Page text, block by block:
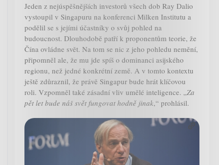
Jeden z nejúspěšnějších investorů všech dob Ray Dalio
vystoupil v Singapuru na konferenci Milken Institutu a
podělil se s jejími účastníky o svůj pohled na
budoucnost. Dlouhodobě patří k proponentům teorie, že
Čína ovládne svět. Na tom se nic z jeho pohledu nemění,
připomněl ale, že mu jde spíš o dominanci asijského
regionu, než jedné konkrétní země. A v tomto kontextu
ještě zdůraznil, že právě Singapur bude hrát klíčovou
roli. Vzpomněl také zásadní vliv umělé inteligence. „Za
pět let bude náš svět fungovat hodně jinak,“ prohlásil.